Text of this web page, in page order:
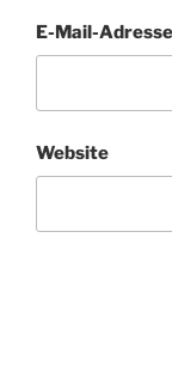
E-Mail-Adresse
Website